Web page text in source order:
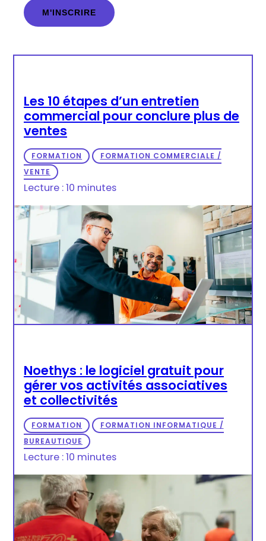
P
D
Les 10 étapes d’un entretien
commercial pour conclure plus de
ventes
FORMATION
FORMATION COMMERCIALE /
VENTE
Lecture : 10 minutes
Noethys : le logiciel gratuit pour
gérer vos activités associatives
et collectivités
FORMATION
FORMATION INFORMATIQUE /
BUREAUTIQUE
Lecture : 10 minutes